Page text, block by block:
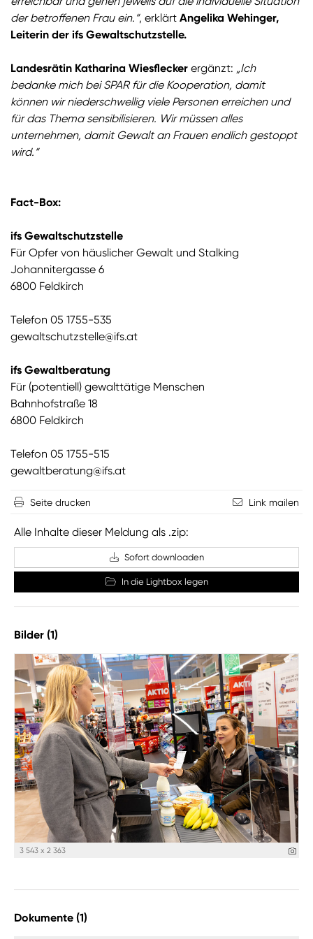
der betroffenen Frau ein.“, erklärt Angelika Wehinger,
Leiterin der ifs Gewaltschutzstelle.
Landesrätin Katharina Wiesflecker ergänzt: „Ich
bedanke mich bei SPAR für die Kooperation, damit
können wir niederschwellig viele Personen erreichen und
für das Thema sensibilisieren. Wir müssen alles
unternehmen, damit Gewalt an Frauen endlich gestoppt
wird.“
Fact-Box:
ifs Gewaltschutzstelle
Für Opfer von häuslicher Gewalt und Stalking
Johannitergasse 6
6800 Feldkirch
Telefon 05 1755-535
gewaltschutzstelle@ifs.at
ifs Gewaltberatung
Für (potentiell) gewalttätige Menschen
Bahnhofstraße 18
6800 Feldkirch
Telefon 05 1755-515
gewaltberatung@ifs.at
Seite drucken Link mailen
Alle Inhalte dieser Meldung als .zip:
Sofort downloaden
In die Lightbox legen
Bilder (1)
3 543 x 2 363
Dokumente (1)